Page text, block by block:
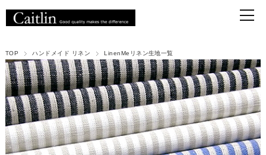
TOP ハンドメイド リネン LinenMeリネン生地一覧